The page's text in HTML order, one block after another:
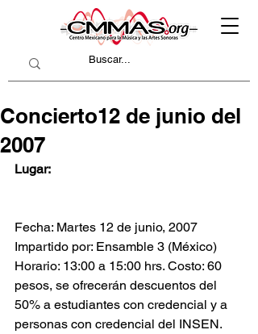
Concierto12 de junio del
2007
Lugar:
Fecha: Martes 12 de junio, 2007
Impartido por: Ensamble 3 (México)
Horario: 13:00 a 15:00 hrs. Costo: 60
pesos, se ofrecerán descuentos del
50% a estudiantes con credencial y a
personas con credencial del INSEN.